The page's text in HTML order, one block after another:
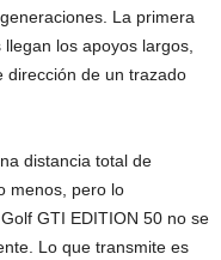
La primera
los apoyos largos,
dirección de un trazado
distancia total de
menos, pero lo
GTI EDITION 50 no se
Lo que transmite es